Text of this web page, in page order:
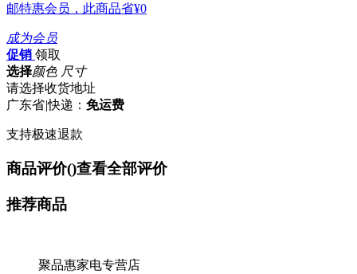
邮特惠会员，此商品省¥0
成为会员
促销 领取
选择颜色 尺寸
请选择收货地址
广东省|快递： 免运费
支持极速退款
商品评价()查看全部评价
推荐商品
聚品惠家电专营店